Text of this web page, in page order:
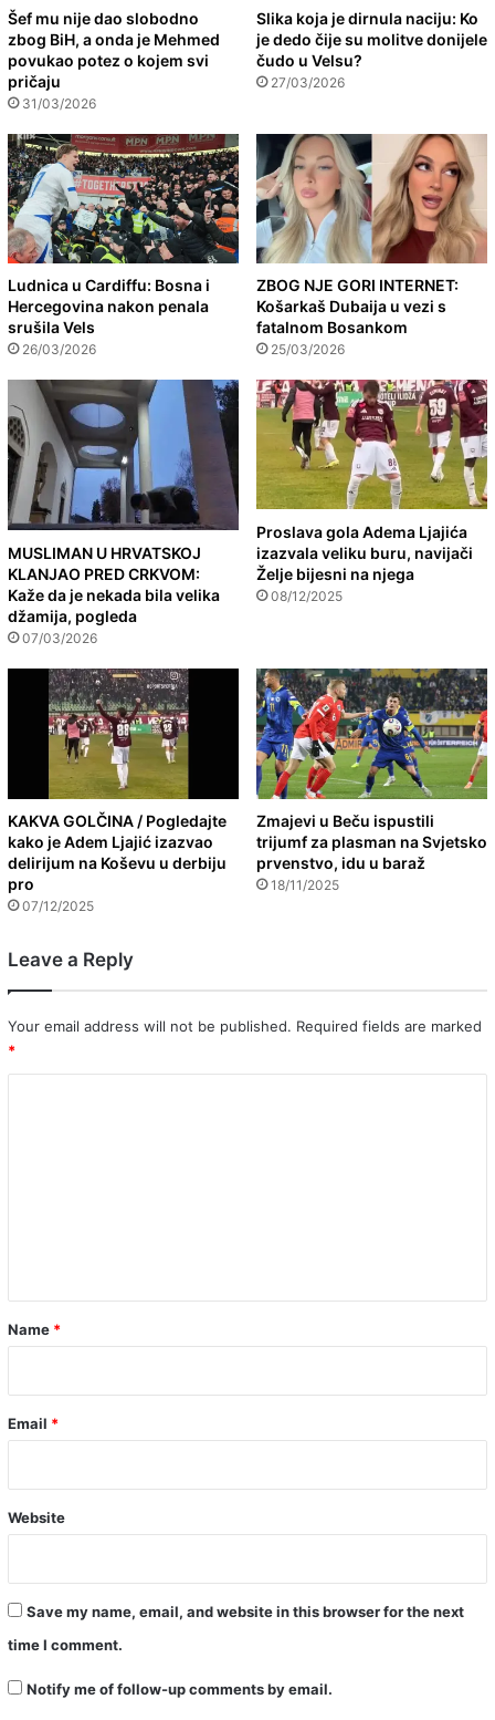
Šef mu nije dao slobodno
zbog BiH, a onda je Mehmed
povukao potez o kojem svi
pričaju
31/03/2026
Slika koja je dirnula naciju: Ko
je dedo čije su molitve donijele
čudo u Velsu?
27/03/2026
Ludnica u Cardiffu: Bosna i
Hercegovina nakon penala
srušila Vels
26/03/2026
ZBOG NJE GORI INTERNET:
Košarkaš Dubaija u vezi s
fatalnom Bosankom
25/03/2026
MUSLIMAN U HRVATSKOJ
KLANJAO PRED CRKVOM:
Kaže da je nekada bila velika
džamija, pogleda
07/03/2026
Proslava gola Adema Ljajića
izazvala veliku buru, navijači
Želje bijesni na njega
08/12/2025
KAKVA GOLČINA / Pogledajte
kako je Adem Ljajić izazvao
delirijum na Koševu u derbiju
pro
07/12/2025
Zmajevi u Beču ispustili
trijumf za plasman na Svjetsko
prvenstvo, idu u baraž
18/11/2025
Leave a Reply
Your email address will not be published. Required fields are marked
*
*
Name *
Email *
Website
Save my name, email, and website in this browser for the next
time I comment.
Notify me of follow-up comments by email.